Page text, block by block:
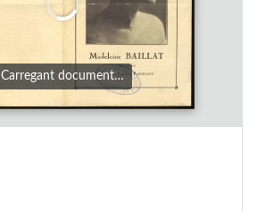
Carregant document…